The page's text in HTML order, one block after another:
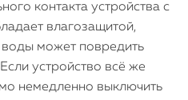
контакта устройства с
влагозащитой,
воды может повредить
устройство всё же
немедленно выключить